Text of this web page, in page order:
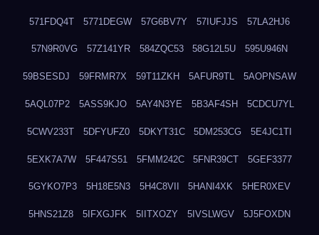
571FDQ4T 5771DEGW 57G6BV7Y 57IUFJJS 57LA2HJ6
57N9R0VG 57Z141YR 584ZQC53 58G12L5U 595U946N
59BSESDJ 59FRMR7X 59T11ZKH 5AFUR9TL 5AOPNSAW
5AQL07P2 5ASS9KJO 5AY4N3YE 5B3AF4SH 5CDCU7YL
5CWV233T 5DFYUFZ0 5DKYT31C 5DM253CG 5E4JC1TI
5EXK7A7W 5F447S51 5FMM242C 5FNR39CT 5GEF3377
5GYKO7P3 5H18E5N3 5H4C8VII 5HANI4XK 5HER0XEV
5HNS21Z8 5IFXGJFK 5IITXOZY 5IVSLWGV 5J5FOXDN